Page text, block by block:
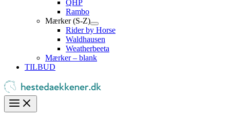
QHP
Rambo
Mærker (S-Z)
Rider by Horse
Waldhausen
Weatherbeeta
Mærker – blank
TILBUD